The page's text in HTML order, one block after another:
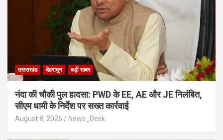
उत्तराखंड देहरादून बड़ी खबर
नंदा की चौकी पुल हादसा: PWD के EE, AE और JE निलंबित,
सीएम धामी के निर्देश पर सख्त कार्रवाई
August 8, 2026 News_Desk